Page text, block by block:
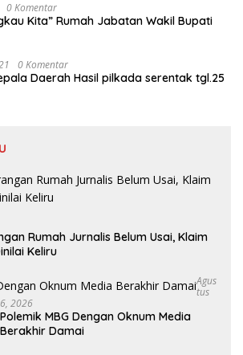
0 Komentar
Kita” Rumah Jabatan Wakil Bupati
0 Komentar
Daerah Hasil pilkada serentak tgl.25
Rumah Jurnalis Belum Usai, Klaim
Keliru
Agus
Tus
6, 2026
Polemik MBG Dengan Oknum Media
Berakhir Damai